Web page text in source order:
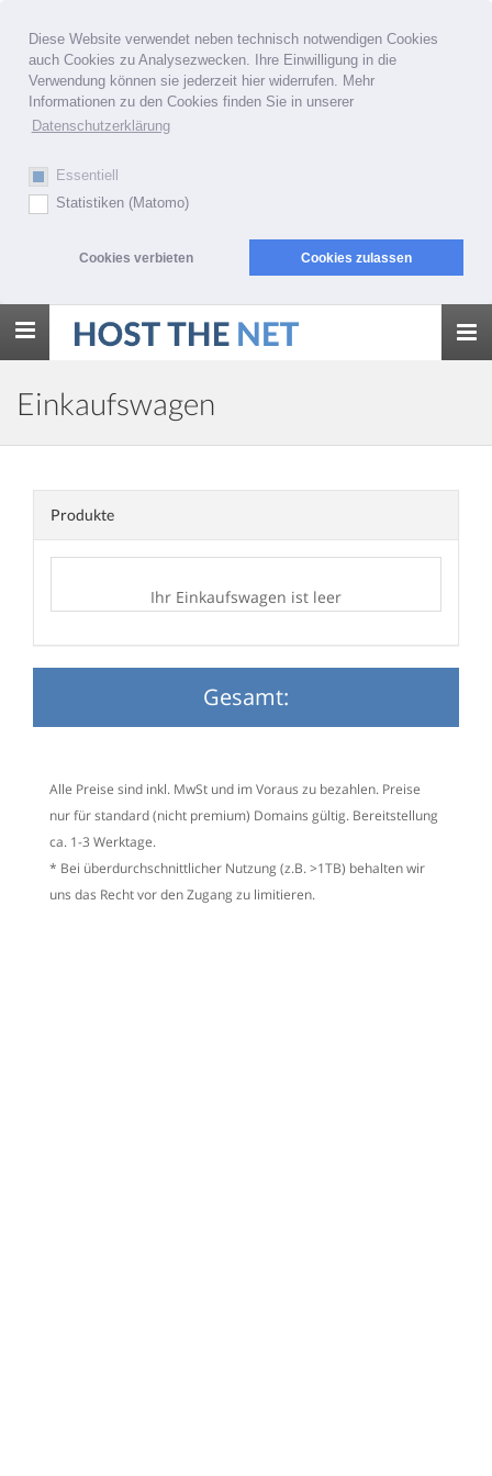
Diese Website verwendet neben technisch notwendigen Cookies
auch Cookies zu Analysezwecken. Ihre Einwilligung in die
Verwendung können sie jederzeit hier widerrufen. Mehr
Informationen zu den Cookies finden Sie in unserer
Datenschutzerklärung
Essentiell
Statistiken (Matomo)
Cookies verbieten Cookies zulassen
Toggle
navigation
Einkaufswagen
Produkte
Ihr Einkaufswagen ist leer
Gesamt:
Alle Preise sind inkl. MwSt und im Voraus zu bezahlen. Preise
nur für standard (nicht premium) Domains gültig. Bereitstellung
ca. 1-3 Werktage.
* Bei überdurchschnittlicher Nutzung (z.B. >1TB) behalten wir
uns das Recht vor den Zugang zu limitieren.